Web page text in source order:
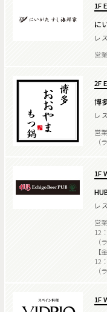
1F
に
レ
営
2F
博
レ
営
（
1F
レ
営
12
（
【
12
（
1F